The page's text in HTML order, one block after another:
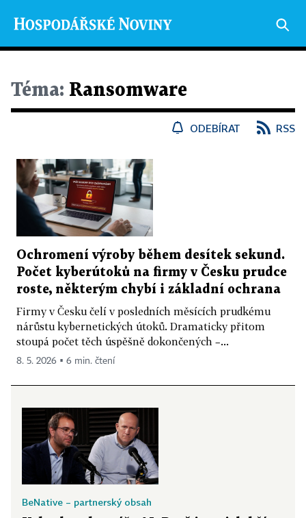
Téma: Ransomware
ODEBÍRAT RSS
Ochromení výroby během desítek sekund.
Počet kyberútoků na firmy v Česku prudce
roste, některým chybí i základní ochrana
Firmy v Česku čelí v posledních měsících prudkému
nárůstu kybernetických útoků. Dramaticky přitom
stoupá počet těch úspěšně dokončených –...
8. 5. 2026 ▪ 6 min. čtení
BeNative – partnerský obsah